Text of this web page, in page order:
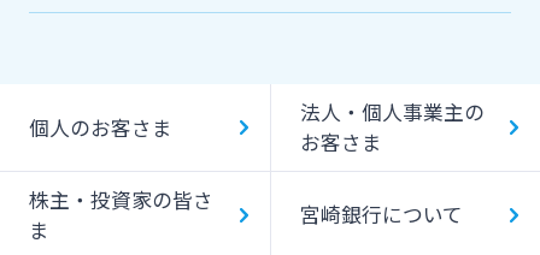
個人のお客さま
法人・個人事業主の
お客さま
株主・投資家の皆さ
ま
宮崎銀行について